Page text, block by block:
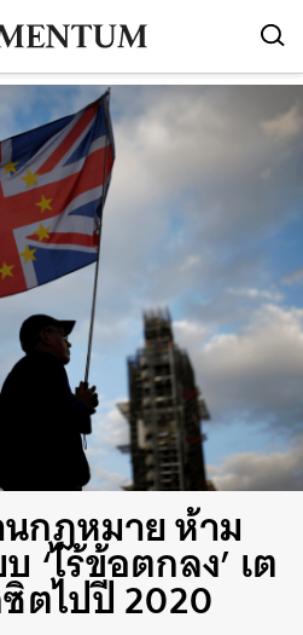
กฎหมาย ห้าม
ไร้ข้อตกลง’ เต
ตไปปี 2020